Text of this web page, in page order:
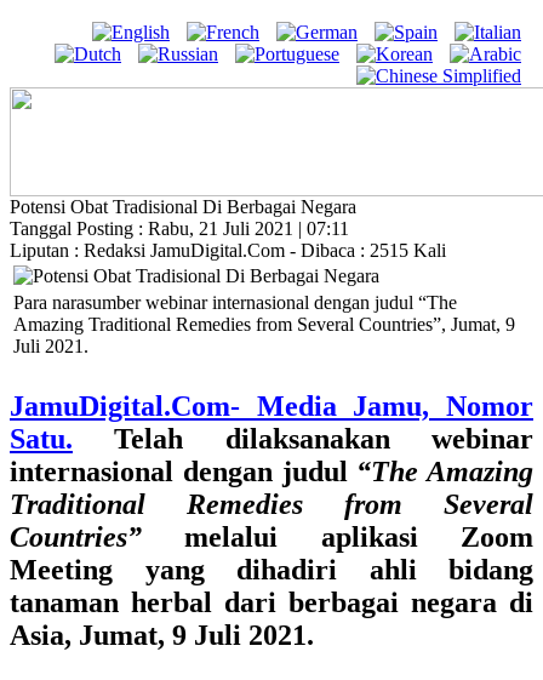
Potensi Obat Tradisional Di Berbagai Negara
Tanggal Posting : Rabu, 21 Juli 2021 | 07:11
Liputan : Redaksi JamuDigital.Com - Dibaca : 2515 Kali
Para narasumber webinar internasional dengan judul “The
Amazing Traditional Remedies from Several Countries”, Jumat, 9
Juli 2021.
JamuDigital.Com- Media Jamu, Nomor
Satu.
Telah dilaksanakan webinar
internasional dengan judul “The Amazing
Traditional Remedies from Several
Countries” melalui aplikasi Zoom
Meeting yang dihadiri ahli bidang
tanaman herbal dari berbagai negara di
Asia, Jumat, 9 Juli 2021.